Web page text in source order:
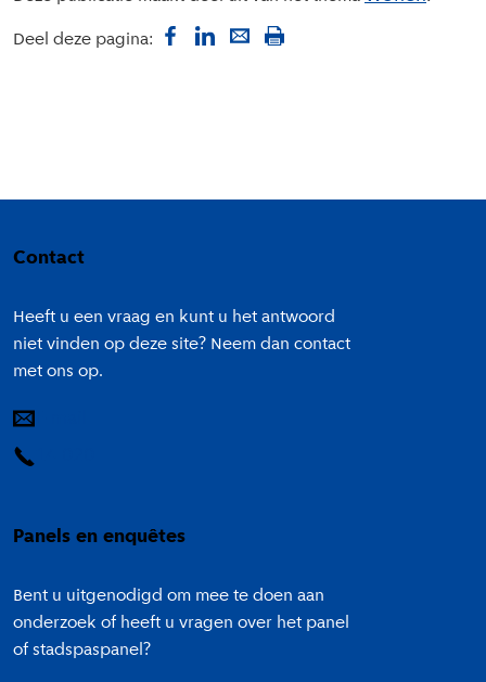
Deel deze pagina:
Contact
Heeft u een vraag en kunt u het antwoord
niet vinden op deze site? Neem dan contact
met ons op.
Panels en enquêtes
Bent u uitgenodigd om mee te doen aan
onderzoek of heeft u vragen over het panel
of stadspaspanel?